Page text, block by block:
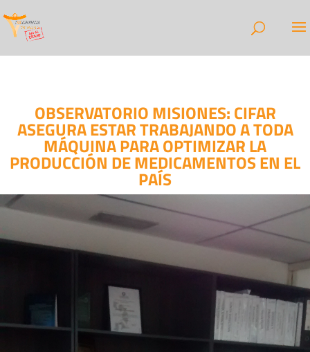
OBSERVATORIO MISIONES: CIFAR
ASEGURA ESTAR TRABAJANDO A TODA
MÁQUINA PARA OPTIMIZAR LA
PRODUCCIÓN DE MEDICAMENTOS EN EL
PAÍS